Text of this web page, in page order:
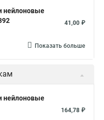
саморез
Хорошие стяжки
стяжки труба
100шт черные
для стяжки купить
нейлоновые
41,00 ₽
Показать больше
нейлоновые
164,78 ₽